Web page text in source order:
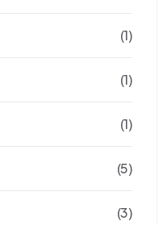
(1)
(1)
(1)
(5)
(3)